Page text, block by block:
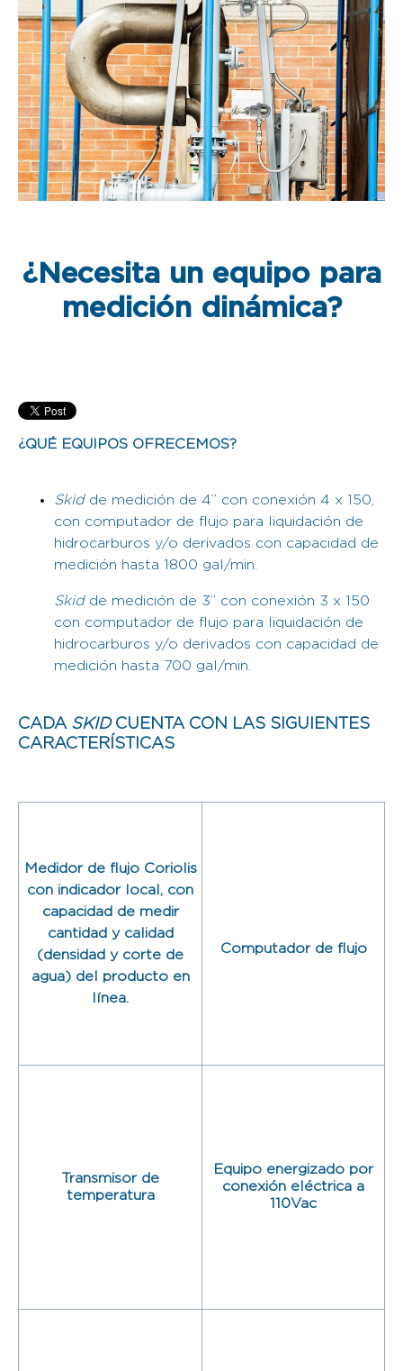
¿Necesita un equipo para
medición dinámica?
¿QUÉ EQUIPOS OFRECEMOS?
Skidde medición de 4” con conexión 4 x 150,
con computador de flujo para liquidación de
hidrocarburos y/o derivados con capacidad de
medición hasta 1800 gal/min.
Skidde medición de 3” con conexión 3 x 150
con computador de flujo para liquidación de
hidrocarburos y/o derivados con capacidad de
medición hasta 700 gal/min.
CADA SKIDCUENTA CON LAS SIGUIENTES
CARACTERÍSTICAS
Medidor de flujo Coriolis
con indicador local, con
capacidad de medir
cantidad y calidad
(densidad y corte de
agua) del producto en
línea.
Computador de flujo
Transmisor de
temperatura
Equipo energizado por
conexión eléctrica a
110Vac